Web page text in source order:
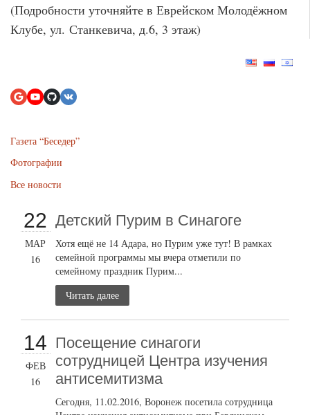
(Подробности уточняйте в Еврейском Молодёжном
Клубе, ул. Станкевича, д.6, 3 этаж)
Газета “Беседер”
Фотографии
Все новости
22
МАР
16
Детский Пурим в Синагоге
Хотя ещё не 14 Адара, но Пурим уже тут! В рамках
семейной программы мы вчера отметили по
семейному праздник Пурим...
Читать далее
14
ФЕВ
16
Посещение синагоги
сотрудницей Центра изучения
антисемитизма
Сегодня, 11.02.2016, Воронеж посетила сотрудница